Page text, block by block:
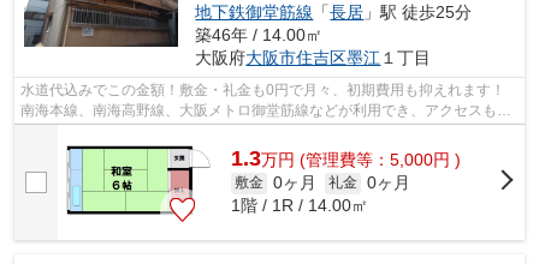
地下鉄御堂筋線 「長居 」駅 徒歩25分
築46年 / 14.00㎡
大阪府大阪市住吉区墨江 １丁目
水道代込みでこの金額！敷金・礼金も0円で月々、初期費用も抑えれます！
南海本線、南海高野線、大阪メトロ御堂筋線などが利用でき、アクセスも便
利です！ ■□■□■□■□■□■□■□■□■□■□■□■□...
1.3万円 (管理費等：5,000円 )
敷金 0ヶ月 礼金 0ヶ月
1階 / 1R / 14.00㎡